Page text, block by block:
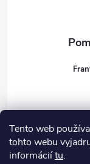
Tento web
tohto webu
informáciítu.
e